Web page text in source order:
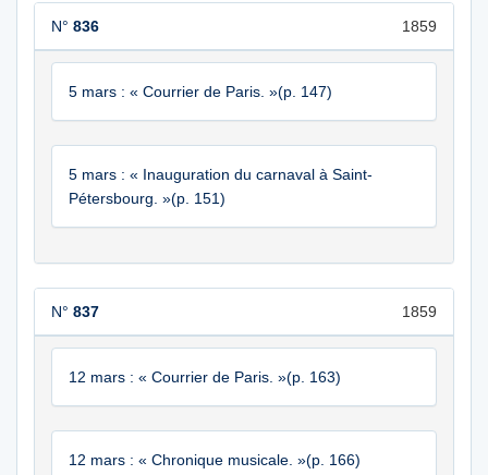
1859
N° 836
5 mars : « Courrier de Paris. »(p. 147)
5 mars : « Inauguration du carnaval à Saint-
Pétersbourg. »(p. 151)
1859
N° 837
12 mars : « Courrier de Paris. »(p. 163)
12 mars : « Chronique musicale. »(p. 166)